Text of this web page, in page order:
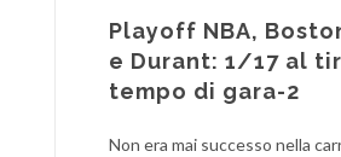
Playoff NBA,
e Durant: 1/17 al
tempo di gara-2
Non era mai successo nella